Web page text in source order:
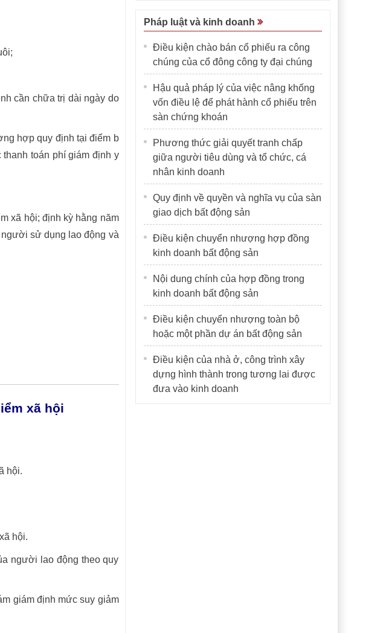
cần chữa trị dài ngày do
hợp quy định tại điểm b
toán phí giám định y
xã hội; định kỳ hằng năm
sử dụng lao động và
xã hội
hội.
hội.
người lao động theo quy
giám định mức suy giảm
Pháp luật và kinh doanh
Điều kiện chào bán cổ phiếu ra công
chúng của cổ đông công ty đại chúng
Hậu quả pháp lý của việc nâng khống
vốn điều lệ để phát hành cổ phiếu trên
sàn chứng khoán
Phương thức giải quyết tranh chấp
giữa người tiêu dùng và tổ chức, cá
nhân kinh doanh
Quy định về quyền và nghĩa vụ của sàn
giao dịch bất động sản
Điều kiện chuyển nhượng hợp đồng
kinh doanh bất động sản
Nội dung chính của hợp đồng trong
kinh doanh bất động sản
Điều kiện chuyển nhượng toàn bộ
hoặc một phần dự án bất động sản
Điều kiện của nhà ở, công trình xây
dựng hình thành trong tương lai được
đưa vào kinh doanh